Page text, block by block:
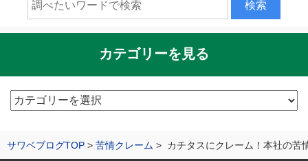
サワベブログTOP 苦情クレーム カチタスにクレーム！本社の苦
カテゴリーを見る
カ
リ